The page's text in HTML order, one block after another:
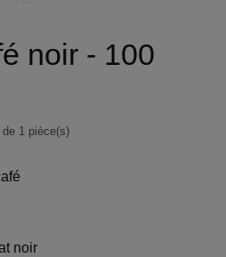
noir - 100
de 1 pièce(s)
noir